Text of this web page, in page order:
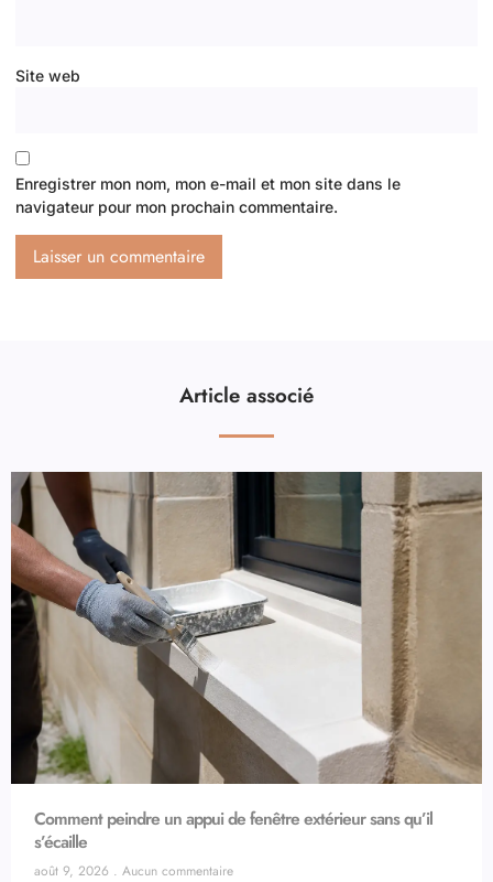
Site web
Enregistrer mon nom, mon e-mail et mon site dans le
navigateur pour mon prochain commentaire.
Article associé
Comment peindre un appui de fenêtre extérieur sans qu’il
s’écaille
août 9, 2026 Aucun commentaire